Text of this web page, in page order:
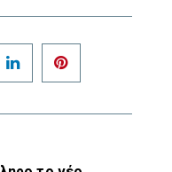
LinkedIn